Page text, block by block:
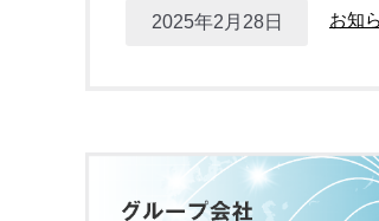
2025年2月28日 お知